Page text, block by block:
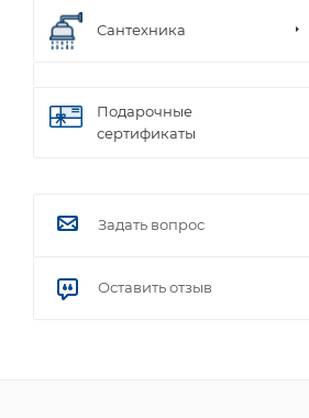
Сантехника
Подарочные
сертификаты
Задать вопрос
Оставить отзыв